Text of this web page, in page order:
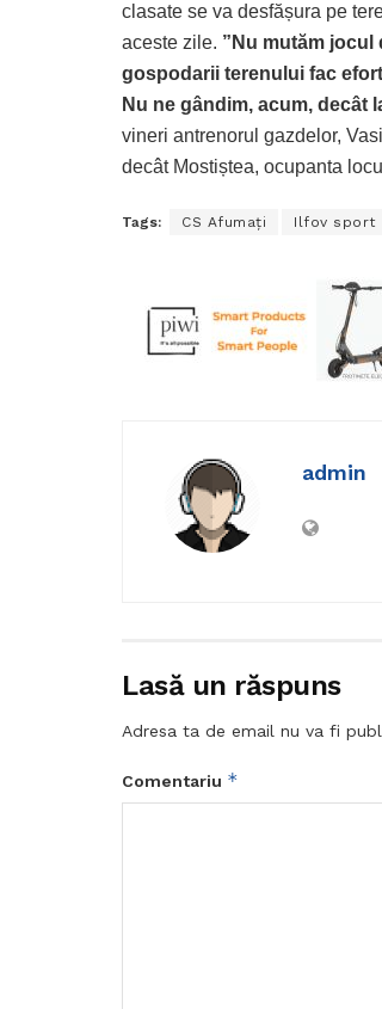
clasate se va desfășura pe
aceste zile. ”Nu mutăm jocul
gospodarii terenului fac
Nu ne gândim, acum, decât
vineri antrenorul gazdelor,
decât Mostiștea, ocupanta
Tags: CS Afumaţi Ilfov sport
admin
Lasă un răspuns
Adresa ta de email nu va fi
Comentariu *